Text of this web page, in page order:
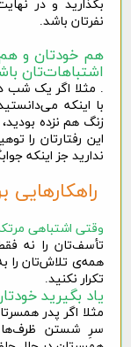
بگذارید و در
نفرتان باشد.
هم خودتان و
اشتباهات‌تان
. مثلا اگر یک شب
با اینکه
زنگ هم نزده
این رفتارتان را
ندارید جز اینکه
راهکارهایی
وقتی اشتباهی
تأسف‌تان را نه
همه‌ی تلاش‌تان را
تکرار نکنید.
یاد بگیرید
مثلا اگر پدر
سرِ شستن ظرف‌ها